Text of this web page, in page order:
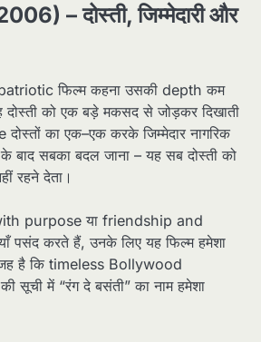
– दोस्ती, जिम्मेदारी और
patriotic फिल्म कहना उसकी depth कम
दोस्ती को एक बड़े मकसद से जोड़कर दिखाती
का एक–एक करके जिम्मेदार नागरिक
बाद सबका बदल जाना – यह सब दोस्ती को
रहने देता।​
purpose या friendship and
पसंद करते हैं, उनके लिए यह फिल्म हमेशा
है कि timeless Bollywood
में “रंग दे बसंती” का नाम हमेशा